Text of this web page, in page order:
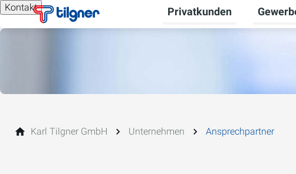
Kontakt Privatkunden
Karl Tilgner GmbH Unternehmen Ansprechpartner